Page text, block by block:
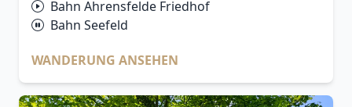
Bahn Ahrensfelde Friedhof
Bahn Seefeld
WANDERUNG ANSEHEN